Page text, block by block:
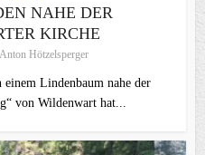
NAHE DER
KIRCHE
Anton Hötzelsperger
einem Lindenbaum nahe der
von Wildenwart hat...